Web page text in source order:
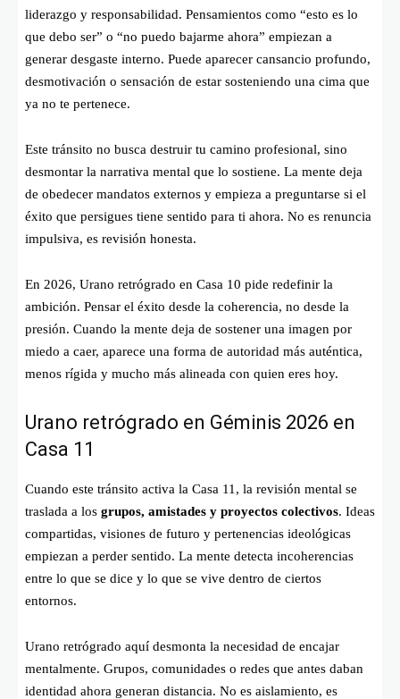
liderazgo y responsabilidad. Pensamientos como “esto es lo
que debo ser” o “no puedo bajarme ahora” empiezan a
generar desgaste interno. Puede aparecer cansancio profundo,
desmotivación o sensación de estar sosteniendo una cima que
ya no te pertenece.
Este tránsito no busca destruir tu camino profesional, sino
desmontar la narrativa mental que lo sostiene. La mente deja
de obedecer mandatos externos y empieza a preguntarse si el
éxito que persigues tiene sentido para ti ahora. No es renuncia
impulsiva, es revisión honesta.
En 2026, Urano retrógrado en Casa 10 pide redefinir la
ambición. Pensar el éxito desde la coherencia, no desde la
presión. Cuando la mente deja de sostener una imagen por
miedo a caer, aparece una forma de autoridad más auténtica,
menos rígida y mucho más alineada con quien eres hoy.
Urano retrógrado en Géminis 2026 en
Casa 11
Cuando este tránsito activa la Casa 11, la revisión mental se
traslada a los grupos, amistades y proyectos colectivos. Ideas
compartidas, visiones de futuro y pertenencias ideológicas
empiezan a perder sentido. La mente detecta incoherencias
entre lo que se dice y lo que se vive dentro de ciertos
entornos.
Urano retrógrado aquí desmonta la necesidad de encajar
mentalmente. Grupos, comunidades o redes que antes daban
identidad ahora generan distancia. No es aislamiento, es